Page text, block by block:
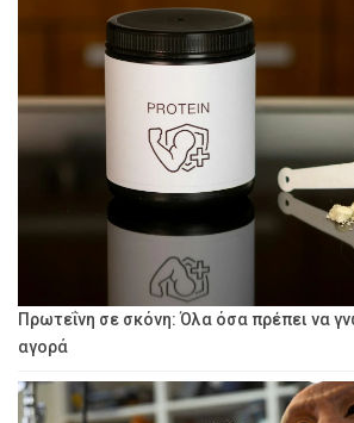
Πρωτεΐνη σε σκόνη: Όλα όσα πρέπει να
αγορά